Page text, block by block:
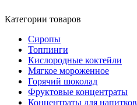
Категории товаров
Сиропы
Топпинги
Кислородные коктейли
Мягкое мороженное
Горячий шоколад
Фруктовые концентраты
Концентраты для напитков